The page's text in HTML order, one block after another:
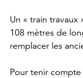
Un « train travaux
108 mètres de
remplacer les
Pour tenir